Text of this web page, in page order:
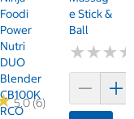
5.0 (6)
Foodi
Power
Nutri
DUO
Blender
CB100K
RCO
E Stick &
Ball
★★★
★★★